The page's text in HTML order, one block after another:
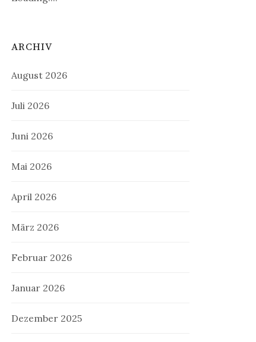
ARCHIV
August 2026
Juli 2026
Juni 2026
Mai 2026
April 2026
März 2026
Februar 2026
Januar 2026
Dezember 2025